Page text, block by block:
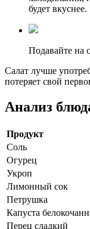
будет вкуснее.
Подавайте на
Салат лучше
потеряет свой
Анализ
Продукт
Соль
Огурец
Укроп
Лимонный сок
Петрушка
Капуста
Перец сладкий